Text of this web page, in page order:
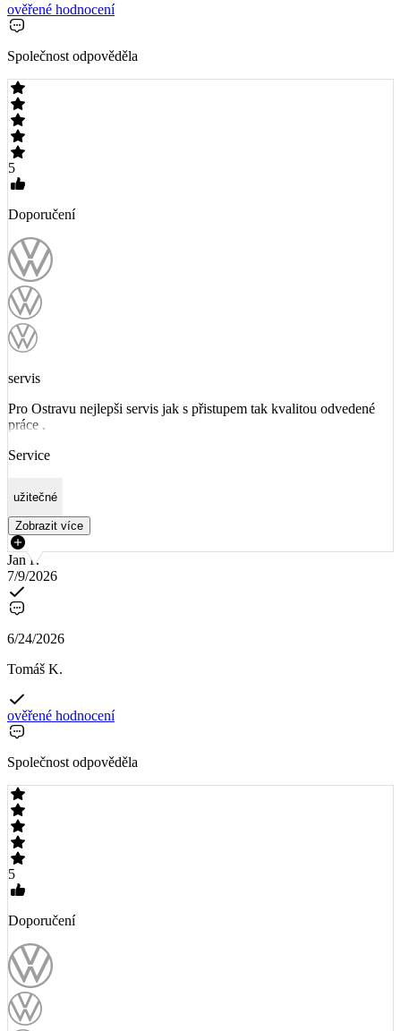
ověřené hodnocení
Společnost odpověděla
5
Doporučení
servis
Pro Ostravu nejlepši servis jak s přistupem tak kvalitou odvedené
práce .
Service
užitečné
Zobrazit více
Jan P.
7/9/2026
6/24/2026
Tomáš K.
ověřené hodnocení
Společnost odpověděla
5
Doporučení